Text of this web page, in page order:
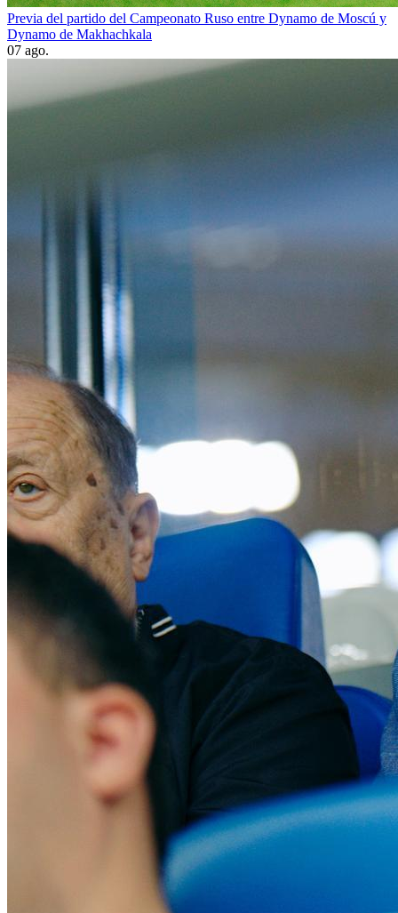
Previa del partido del Campeonato Ruso entre Dynamo de Moscú y
Dynamo de Makhachkala
07 ago.